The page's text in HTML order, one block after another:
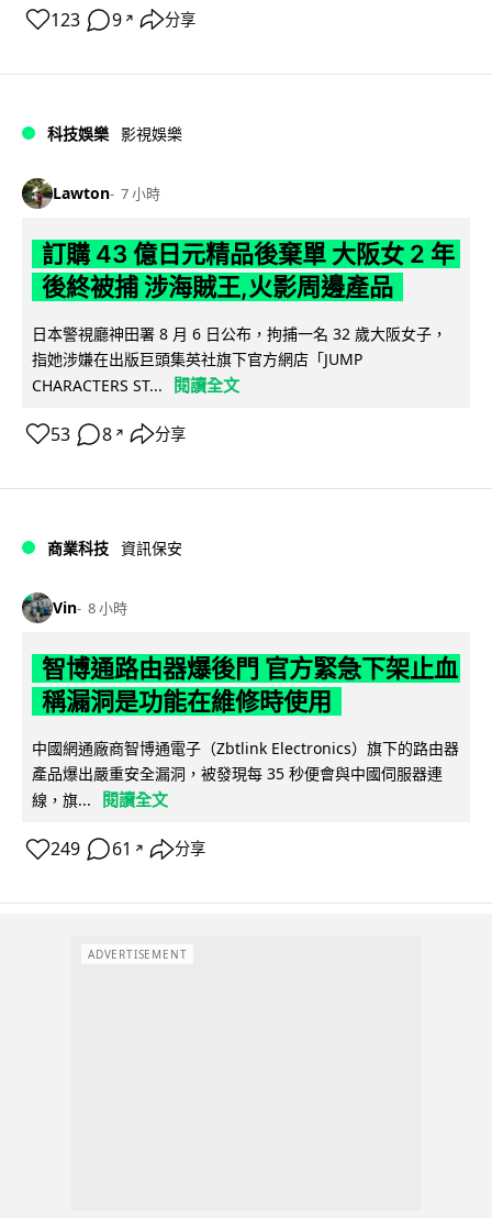
123 9 ↗ 分享
科技娛樂 影視娛樂
Lawton 7 小時
訂購 43 億日元精品後棄單 大阪女 2 年
後終被捕 涉海賊王,火影周邊產品
日本警視廳神田署 8 月 6 日公布，拘捕一名 32 歲大阪女子，
指她涉嫌在出版巨頭集英社旗下官方網店「JUMP
CHARACTERS ST...
閱讀全文
53 8 ↗ 分享
商業科技 資訊保安
Vin 8 小時
智博通路由器爆後門 官方緊急下架止血
稱漏洞是功能在維修時使用
中國網通廠商智博通電子（Zbtlink Electronics）旗下的路由器
產品爆出嚴重安全漏洞，被發現每 35 秒便會與中國伺服器連
線，旗...
閱讀全文
249 61 ↗ 分享
ADVERTISEMENT